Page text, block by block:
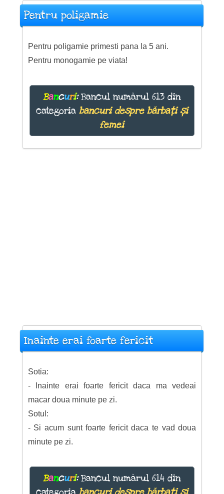
Pentru poligamie
Pentru poligamie primesti pana la 5 ani.
Pentru monogamie pe viata!
Bancuri:Bancul numărul 613 din
categoria bancuri despre bărbați și
femei
Inainte erai foarte fericit
Sotia:
- Inainte erai foarte fericit daca ma vedeai
macar doua minute pe zi.
Sotul:
- Si acum sunt foarte fericit daca te vad doua
minute pe zi.
Bancuri:Bancul numărul 614 din